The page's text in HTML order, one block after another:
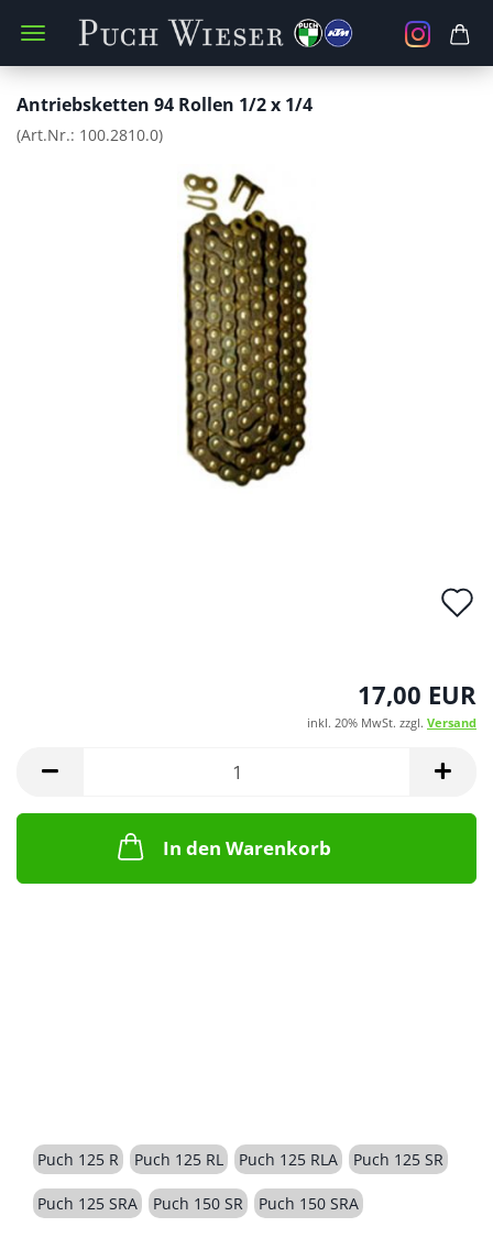
Antriebsketten 94 Rollen 1/2 x 1/4
(Art.Nr.: 100.2810.0)
17,00 EUR
inkl. 20% MwSt. zzgl. Versand
In den Warenkorb
Puch 125 R Puch 125 RL Puch 125 RLA Puch 125 SR
Puch 125 SRA Puch 150 SR Puch 150 SRA